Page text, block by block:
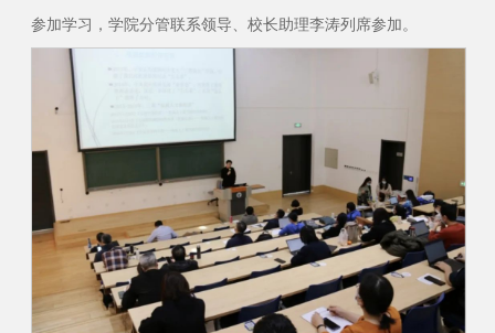
参加学习，学院分管联系领导、校长助理李涛列席参加。